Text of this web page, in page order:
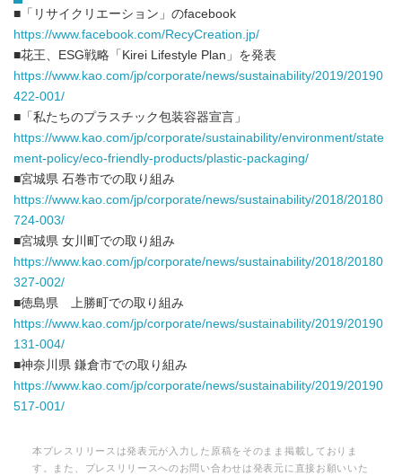
■「リサイクリエーション」のfacebook
https://www.facebook.com/RecyCreation.jp/
■花王、ESG戦略「Kirei Lifestyle Plan」を発表
https://www.kao.com/jp/corporate/news/sustainability/2019/20190
422-001/
■「私たちのプラスチック包装容器宣言」
https://www.kao.com/jp/corporate/sustainability/environment/state
ment-policy/eco-friendly-products/plastic-packaging/
■宮城県 石巻市での取り組み
https://www.kao.com/jp/corporate/news/sustainability/2018/20180
724-003/
■宮城県 女川町での取り組み
https://www.kao.com/jp/corporate/news/sustainability/2018/20180
327-002/
■徳島県 上勝町での取り組み
https://www.kao.com/jp/corporate/news/sustainability/2019/20190
131-004/
■神奈川県 鎌倉市での取り組み
https://www.kao.com/jp/corporate/news/sustainability/2019/20190
517-001/
本プレスリリースは発表元が入力した原稿をそのまま掲載しておりま
す。また、プレスリリースへのお問い合わせは発表元に直接お願いいた